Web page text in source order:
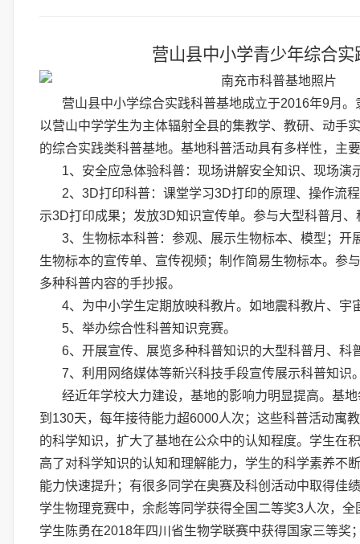
营山县中小学青少年综合实
营山县中小学综合实践科普基地成立于2016年9月。
以营山中学学生为主体辐射全县的集教学、教研、动手
的综合实践类科普基地。基地科普活动具有多样性，主要
1、 安全应急体验科普：现场讲解安全知识、现场演
2、 3D打印科普：课堂学习3D打印的原理、操作流
示3D打印成果；发放3D知识宣传单。参与大型科普月、
3、 生物标本科普：参观、展示生物标本、模型；开
生物标本的宣传单、宣传视频；制作简易生物标本。参
多种科普内容的手抄报。
4、为中小学生定期放映科教片。如地震科教片、宇
5、举办综合性科普知识竞赛。
6、开展宣传、展览多种科普知识的大型科普月、科
7、利用网络媒体等新兴科技手段宣传展示科普知识
经近年学校大力建设，基地的影响力明显提高。基
到 130天，每年接待能力超6000人次；这些科普活动寓
的科学知识，扩大了基地在公众中的认知程度。学生在
高了对科学知识的认知和理解能力，学生的科学素养不
能力快速提升；有很多同学在奥赛及科创活动中取得佳
学生物理竞赛中，余彪等同学获得全国二等奖3人次，全
学生陈勇在2018年四川省生物学联赛中获得国家三等奖